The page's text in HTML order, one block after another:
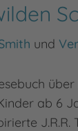
und
ab 6